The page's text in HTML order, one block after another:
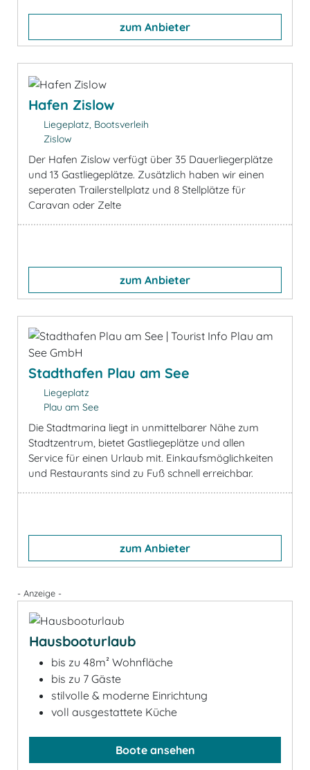
zum Anbieter
Hafen Zislow
Liegeplatz, Bootsverleih
Zislow
Der Hafen Zislow verfügt über 35 Dauerliegerplätze
und 13 Gastliegeplätze. Zusätzlich haben wir einen
seperaten Trailerstellplatz und 8 Stellplätze für
Caravan oder Zelte
zum Anbieter
Stadthafen Plau am See
Liegeplatz
Plau am See
Die Stadtmarina liegt in unmittelbarer Nähe zum
Stadtzentrum, bietet Gastliegeplätze und allen
Service für einen Urlaub mit. Einkaufsmöglichkeiten
und Restaurants sind zu Fuß schnell erreichbar.
zum Anbieter
- Anzeige -
Hausbooturlaub
bis zu 48m² Wohnfläche
bis zu 7 Gäste
stilvolle & moderne Einrichtung
voll ausgestattete Küche
Boote ansehen